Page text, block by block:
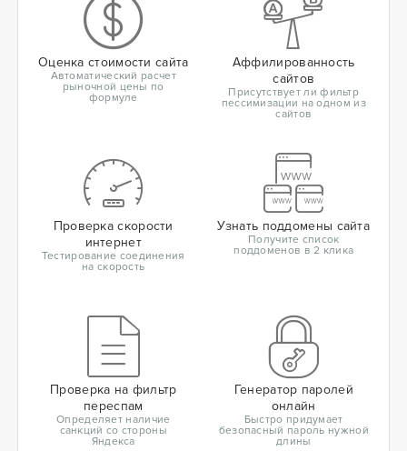
Оценка стоимости сайта
Автоматический расчет
рыночной цены по
формуле
Аффилированность
сайтов
Присутствует ли фильтр
пессимизации на одном из
сайтов
Проверка скорости
интернет
Тестирование соединения
на скорость
Узнать поддомены сайта
Получите список
поддоменов в 2 клика
Проверка на фильтр
переспам
Определяет наличие
санкций со стороны
Яндекса
Генератор паролей
онлайн
Быстро придумает
безопасный пароль нужной
длины